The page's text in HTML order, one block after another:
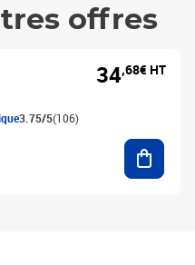
offres
3.75/5(106)
34,68€ HT